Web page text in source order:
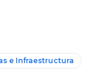
e Infraestructura